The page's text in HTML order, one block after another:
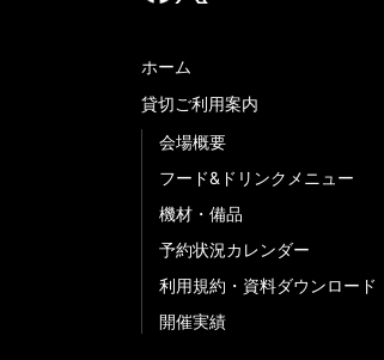
ホーム
貸切ご利用案内
会場概要
フード&ドリンクメニュー
機材・備品
予約状況カレンダー
利用規約・資料ダウンロード
開催実績